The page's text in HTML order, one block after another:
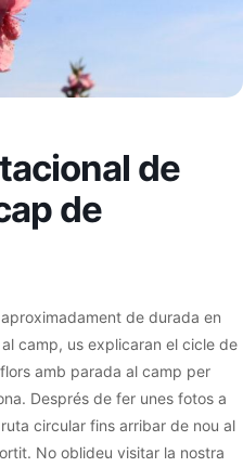
de
de
de durada en
camp, us explicaran el cicle de
amb parada al camp per
Després de fer unes fotos a
circular fins arribar de nou al
No oblideu visitar la nostra